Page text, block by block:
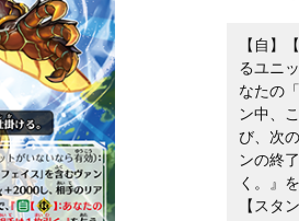
【自】
るユニ
なたの
ン中、
び、次
ンの終
く。』
【スタ